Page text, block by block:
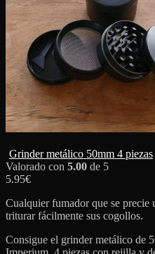
Grinder metálico 50mm 4 piezas
Valorado con 5.00 de 5
5.95€
Cualquier fumador que se precie
triturar fácilmente sus cogollos.
Consigue el grinder metálico de